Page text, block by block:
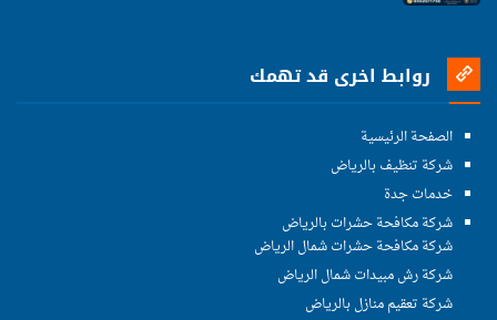
روابط اخرى قد تهمك
الصفحة الرئيسية
شركة تنظيف بالرياض
خدمات جدة
شركة مكافحة حشرات بالرياض
شركة مكافحة حشرات شمال الرياض
شركة رش مبيدات شمال الرياض
شركة تعقيم منازل بالرياض